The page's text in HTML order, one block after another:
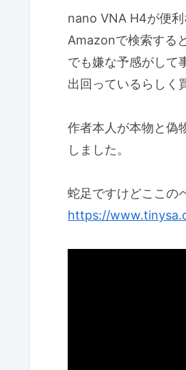
nano VNA H4が便
Amazonで検索する
でも嫌な予感がして
出回っているらしく
作者本人が本物と偽
しました。
蛇足ですけどここの
https://